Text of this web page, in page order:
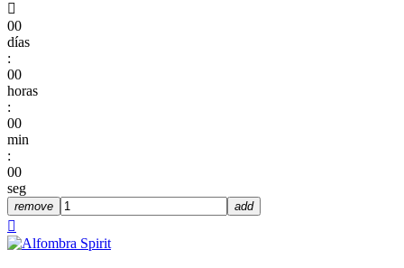

00
días
:
00
horas
:
00
min
:
00
seg
remove add
